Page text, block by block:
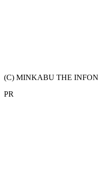
(C) MINKABU THE
PR